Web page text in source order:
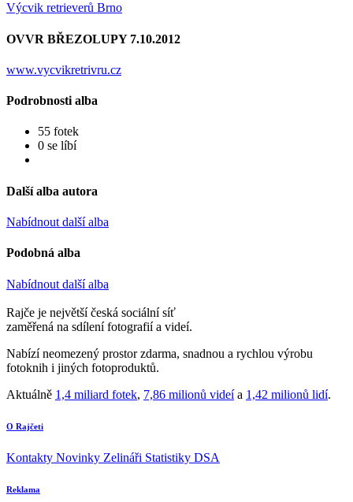
Výcvik retrieverů Brno
OVVR BŘEZOLUPY 7.10.2012
www.vycvikretrivru.cz
Podrobnosti alba
55 fotek
0 se líbí
Další alba autora
Nabídnout další alba
Podobná alba
Nabídnout další alba
Rajče je největší česká sociální síť
zaměřená na sdílení fotografií a videí.
Nabízí neomezený prostor zdarma, snadnou a rychlou výrobu
fotoknih i jiných fotoproduktů.
Aktuálně 1,4 miliard fotek, 7,86 milionů videía 1,42 milionů lidí.
O Rajčeti
Kontakty Novinky Zelináři Statistiky DSA
Reklama